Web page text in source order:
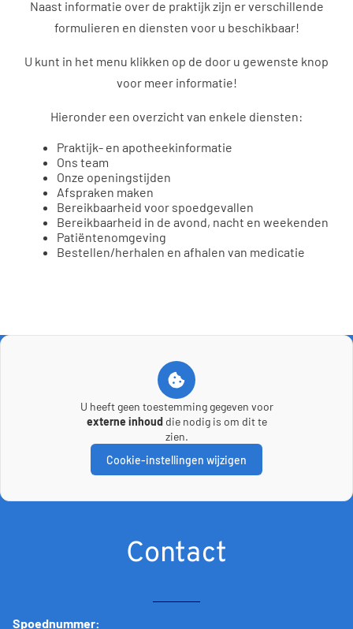
Naast informatie over de praktijk zijn er verschillende
formulieren en diensten voor u beschikbaar!
U kunt in het menu klikken op de door u gewenste knop
voor meer informatie!
Hieronder een overzicht van enkele diensten:
Praktijk- en apotheekinformatie
Ons team
Onze openingstijden
Afspraken maken
Bereikbaarheid voor spoedgevallen
Bereikbaarheid in de avond, nacht en weekenden
Patiëntenomgeving
Bestellen/herhalen en afhalen van medicatie
U heeft geen toestemming gegeven voor
externe inhouddie nodig is om dit te
zien.
Cookie-instellingen wijzigen
Contact
Spoednummer: